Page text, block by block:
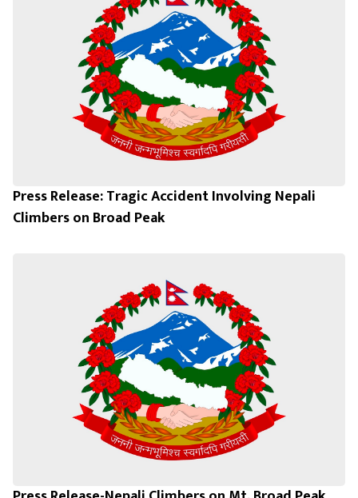
Press Release: Tragic Accident Involving Nepali
Climbers on Broad Peak